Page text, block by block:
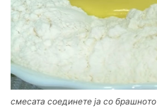
смесата соединете ја со брашното